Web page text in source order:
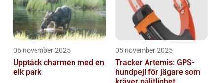
06 november 2025
Upptäck charmen med en
elk park
05 november 2025
Tracker Artemis: GPS-
hundpejl för jägare som